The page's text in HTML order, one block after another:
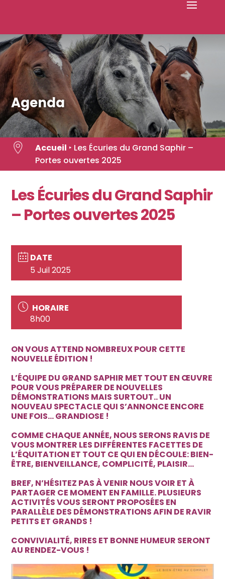
Agenda
 Accueil ‣ Les Écuries du Grand Saphir –
Portes ouvertes 2025
Les Écuries du Grand Saphir
– Portes ouvertes 2025
DATE
5 Juil 2025
HORAIRE
8h00
ON VOUS ATTEND NOMBREUX POUR CETTE
NOUVELLE ÉDITION !
L’ÉQUIPE DU GRAND SAPHIR MET TOUT EN ŒUVRE
POUR VOUS PRÉPARER DE NOUVELLES
DÉMONSTRATIONS MAIS SURTOUT.. UN
NOUVEAU SPECTACLE QUI S’ANNONCE ENCORE
UNE FOIS… GRANDIOSE !
COMME CHAQUE ANNÉE, NOUS SERONS RAVIS DE
VOUS MONTRER LES DIFFÉRENTES FACETTES DE
L’ÉQUITATION ET TOUT CE QUI EN DÉCOULE: BIEN-
ÊTRE, BIENVEILLANCE, COMPLICITÉ, PLAISIR…
BREF, N’HÉSITEZ PAS À VENIR NOUS VOIR ET À
PARTAGER CE MOMENT EN FAMILLE. PLUSIEURS
ACTIVITÉS VOUS SERONT PROPOSÉES EN
PARALLÈLE DES DÉMONSTRATIONS AFIN DE RAVIR
PETITS ET GRANDS !
CONVIVIALITÉ, RIRES ET BONNE HUMEUR SERONT
AU RENDEZ-VOUS !